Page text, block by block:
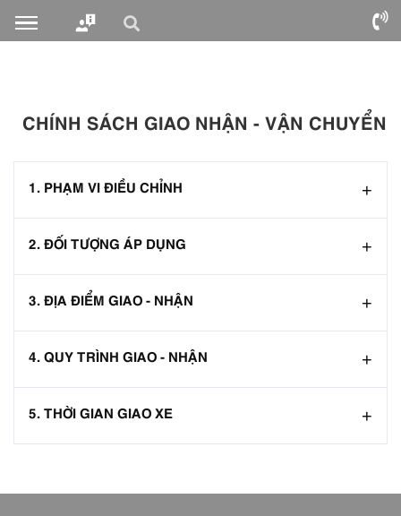
CHÍNH SÁCH GIAO NHẬN - VẬN CHUYỂN
1. PHẠM VI ĐIỀU CHỈNH
2. ĐỐI TƯỢNG ÁP DỤNG
3. ĐỊA ĐIỂM GIAO - NHẬN
4. QUY TRÌNH GIAO - NHẬN
5. THỜI GIAN GIAO XE